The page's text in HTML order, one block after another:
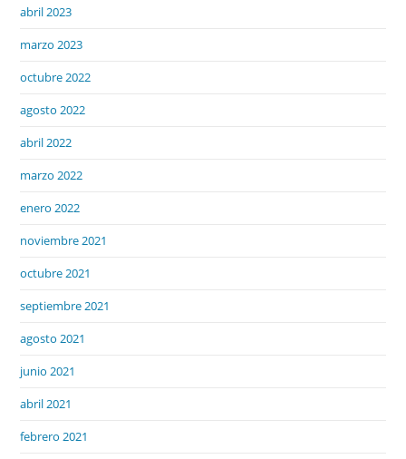
abril 2023
marzo 2023
octubre 2022
agosto 2022
abril 2022
marzo 2022
enero 2022
noviembre 2021
octubre 2021
septiembre 2021
agosto 2021
junio 2021
abril 2021
febrero 2021